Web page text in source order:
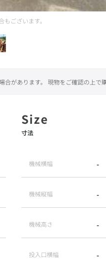
寸法
機械横幅 -
機械縦幅 -
機械高さ -
投入口横幅 -
ございます。
があります。 現物をご確認の上で